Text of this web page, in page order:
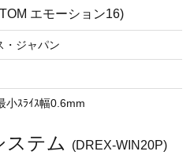
エモーション16)
・ジャパン
小ｽﾗｲｽ幅0.6mm
ステム (DREX-WIN20P)